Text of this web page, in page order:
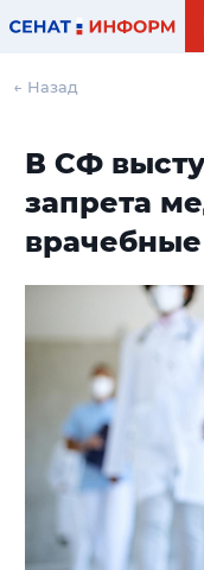
← Назад
В СФ
запрета